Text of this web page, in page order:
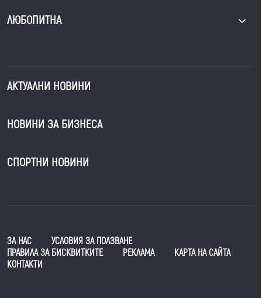
ЛЮБОПИТНА
АКТУАЛНИ НОВИНИ
НОВИНИ ЗА БИЗНЕСА
СПОРТНИ НОВИНИ
ЗА НАС
УСЛОВИЯ ЗА ПОЛЗВАНЕ
ПРАВИЛА ЗА БИСКВИТКИТЕ
РЕКЛАМА
КАРТА НА САЙТА
КОНТАКТИ